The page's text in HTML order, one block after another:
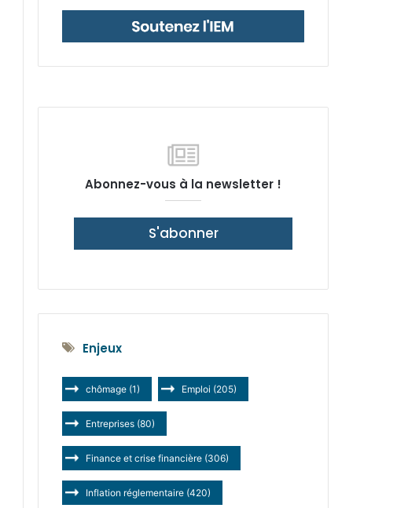
Abonnez-vous à la newsletter !
S'abonner
Enjeux
chômage (1) Emploi (205)
Entreprises (80)
Finance et crise financière (306)
Inflation réglementaire (420)